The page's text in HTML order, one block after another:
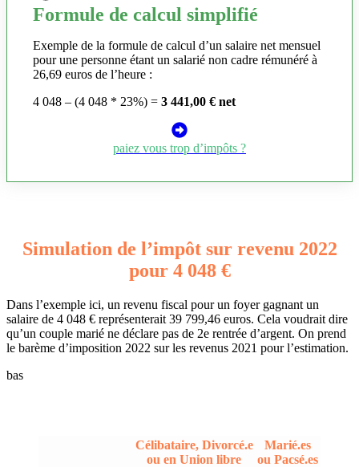
Formule de calcul simplifié
Exemple de la formule de calcul d’un salaire net mensuel
pour une personne étant un salarié non cadre rémunéré à
26,69 euros de l’heure :
4 048 – (4 048 * 23%) = 3 441,00 € net
paiez vous trop d’impôts ?
Simulation de l’impôt sur revenu 2022
pour 4 048 €
Dans l’exemple ici, un revenu fiscal pour un foyer gagnant un
salaire de 4 048 € représenterait 39 799,46 euros. Cela voudrait dire
qu’un couple marié ne déclare pas de 2e rentrée d’argent. On prend
le barème d’imposition 2022 sur les revenus 2021 pour l’estimation.
bas
Célibataire, Divorcé.e
ou en Union libre
Marié.es
ou Pacsé.es